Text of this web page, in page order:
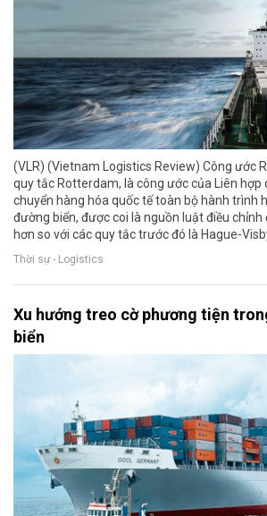
(VLR) (Vietnam Logistics Review) Công ước
quy tắc Rotterdam, là công ước của Liên hợp
chuyển hàng hóa quốc tế toàn bộ hành trình
đường biển, được coi là nguồn luật điều chỉnh
hơn so với các quy tắc trước đó là Hague-
Thời sự - Logistics
Xu hướng treo cờ phương tiện
biển